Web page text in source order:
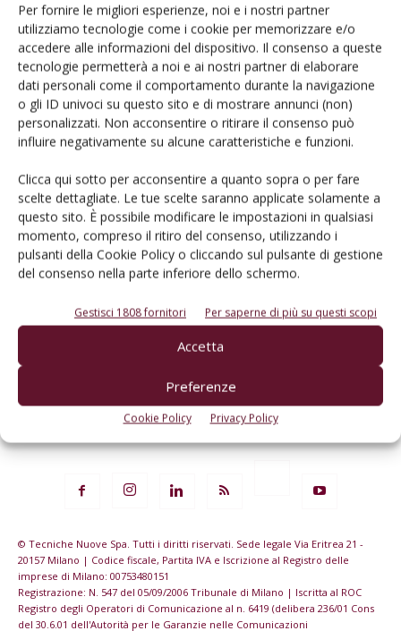
Per fornire le migliori esperienze, noi e i nostri partner
utilizziamo tecnologie come i cookie per memorizzare e/o
accedere alle informazioni del dispositivo. Il consenso a queste
tecnologie permetterà a noi e ai nostri partner di elaborare
dati personali come il comportamento durante la navigazione
o gli ID univoci su questo sito e di mostrare annunci (non)
personalizzati. Non acconsentire o ritirare il consenso può
influire negativamente su alcune caratteristiche e funzioni.
Clicca qui sotto per acconsentire a quanto sopra o per fare
scelte dettagliate. Le tue scelte saranno applicate solamente a
questo sito. È possibile modificare le impostazioni in qualsiasi
momento, compreso il ritiro del consenso, utilizzando i
pulsanti della Cookie Policy o cliccando sul pulsante di gestione
del consenso nella parte inferiore dello schermo.
Gestisci 1808 fornitori Per saperne di più su questi scopi
Accetta
Preferenze
Cookie Policy Privacy Policy
Rimani aggiornato sul mondo
dell’agricoltura
Iscriviti alle nostre newsletter
© Tecniche Nuove Spa. Tutti i diritti riservati. Sede legale Via Eritrea 21 -
20157 Milano | Codice fiscale, Partita IVA e Iscrizione al Registro delle
imprese di Milano: 00753480151
Registrazione: N. 547 del 05/09/2006 Tribunale di Milano | Iscritta al ROC
Registro degli Operatori di Comunicazione al n. 6419 (delibera 236/01 Cons
del 30.6.01 dell'Autorità per le Garanzie nelle Comunicazioni